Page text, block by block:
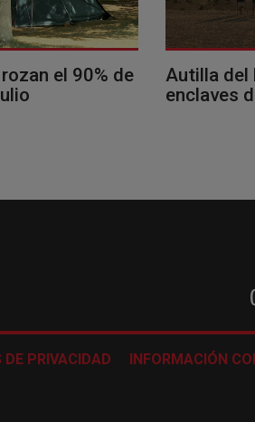
el 90% de
Autilla del
enclaves
DE PRIVACIDAD INFORMACIÓN